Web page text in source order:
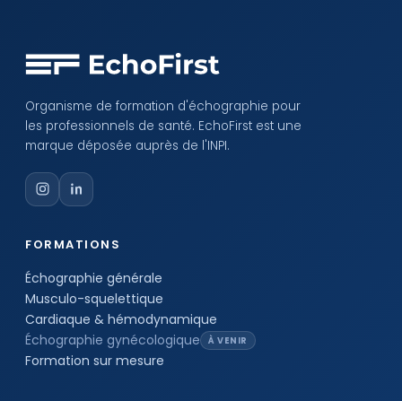
Organisme de formation d'échographie pour
les professionnels de santé. EchoFirst est une
marque déposée auprès de l'INPI.
FORMATIONS
Échographie générale
Musculo-squelettique
Cardiaque & hémodynamique
Échographie gynécologique
À VENIR
Formation sur mesure